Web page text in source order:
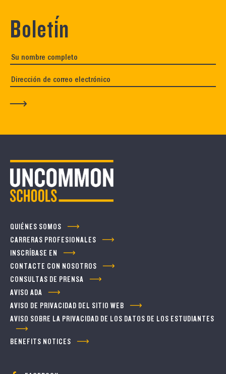
Boletín
QUIÉNES SOMOS
CARRERAS PROFESIONALES
INSCRÍBASE EN
CONTACTE CON NOSOTROS
CONSULTAS DE PRENSA
AVISO ADA
AVISO DE PRIVACIDAD DEL SITIO WEB
AVISO SOBRE LA PRIVACIDAD DE LOS DATOS DE LOS ESTUDIANTES
BENEFITS NOTICES